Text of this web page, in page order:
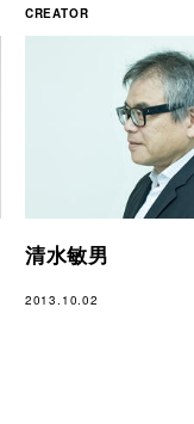
CREATOR
清水敏男
2013.10.02